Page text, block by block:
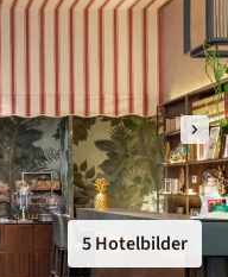
5 Hotelbilder